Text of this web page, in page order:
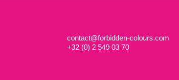
contact@forbidden-colours.com
+32 (0) 2 549 03 70